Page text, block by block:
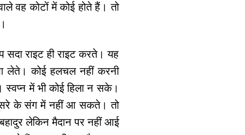
वह कोटों में कोई होते हैं। तो
सदा राइट ही राइट करते। यह
पा लेते। कोई हलचल नहीं करनी
स्वप्न में भी कोई हिला न सके।
के संग में नहीं आ सकते। तो
लेकिन मैदान पर नहीं आई